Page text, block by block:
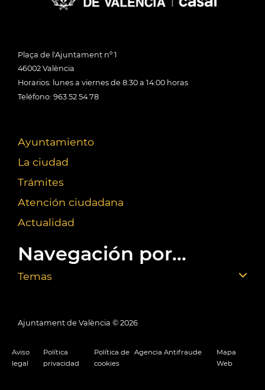
Plaça de l'Ajuntament nº 1
46002 València
Horarios: lunes a viernes de 8:30 a 14:00 horas
Teléfono: 963 52 54 78
Ayuntamiento
La ciudad
Trámites
Atención ciudadana
Actualidad
Navegación por...
Temas
Ajuntament de València © 2026
Aviso
legal
Política
privacidad
Política de
cookies
Agencia Antifraude
Mapa
Web